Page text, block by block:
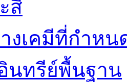
สี
งเคมีที่กำหน
นทรีย์พื้นฐาน